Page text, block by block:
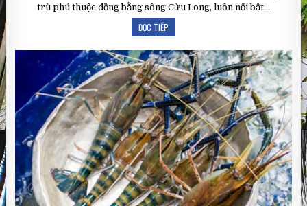
trù phú thuộc đồng bằng sông Cửu Long, luôn nổi bật…
ĐỌC TIẾP